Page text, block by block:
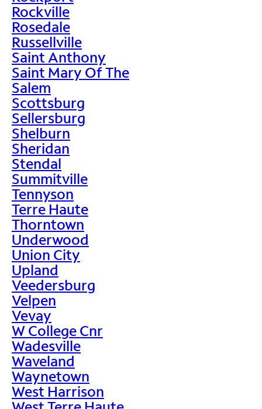
Rockville
Rosedale
Russellville
Saint Anthony
Saint Mary Of The
Salem
Scottsburg
Sellersburg
Shelburn
Sheridan
Stendal
Summitville
Tennyson
Terre Haute
Thorntown
Underwood
Union City
Upland
Veedersburg
Velpen
Vevay
W College Cnr
Wadesville
Waveland
Waynetown
West Harrison